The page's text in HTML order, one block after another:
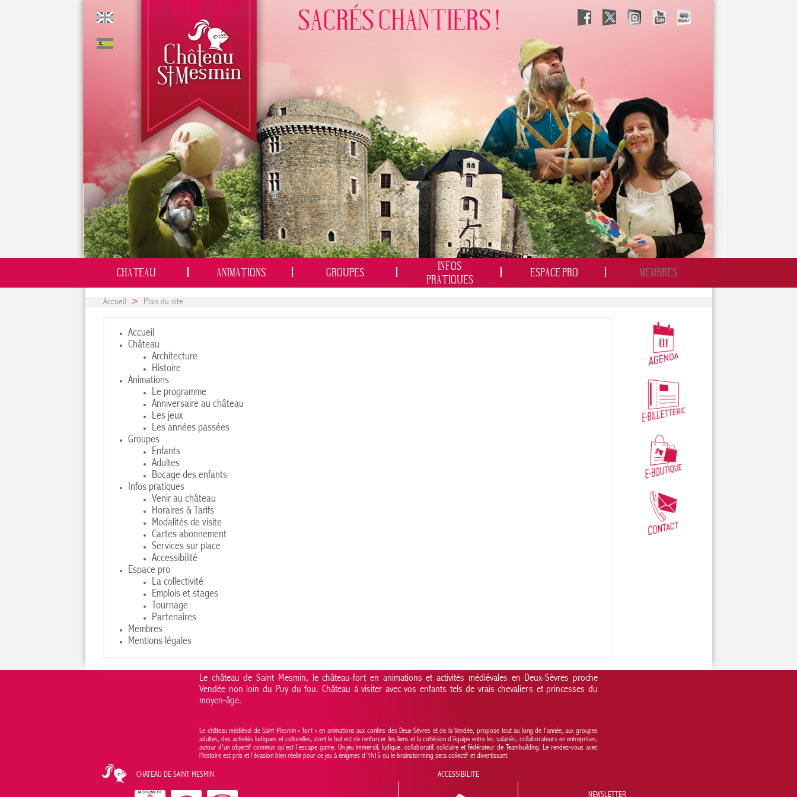
SACRÉS CHANTIERS !
CHATEAU ANIMATIONS GROUPES
INFOS
PRATIQUES
ESPACE PRO MEMBRES
Accueil > Plan du site
Accueil
Château
Architecture
Histoire
Animations
Le programme
Anniversaire au château
Les jeux
Les années passées
Groupes
Enfants
Adultes
Bocage des enfants
Infos pratiques
Venir au château
Horaires & Tarifs
Modalités de visite
Cartes abonnement
Services sur place
Accessibilité
Espace pro
La collectivité
Emplois et stages
Tournage
Partenaires
Membres
Mentions légales
Le château de Saint Mesmin, le château-fort en animations et activités médiévales en Deux-Sèvres proche
Vendée non loin du Puy du fou. Château à visiter avec vos enfants tels de vrais chevaliers et princesses du
moyen-âge.
Le château médiéval de Saint Mesmin « fort » en animations aux confins des Deux-Sèvres et de la Vendée, propose tout au long de l’année, aux groupes
adultes, des activités ludiques et culturelles, dont le but est de renforcer les liens et la cohésion d’équipe entre les salariés, collaborateurs en entreprises,
autour d'un objectif commun qu’est l’escape game. Un jeu immersif, ludique, collaboratif, solidaire et fédérateur de Teambuilding. Le rendez-vous avec
l’histoire est pris et l’évasion bien réelle pour ce jeu à énigmes d’1h15 ou le brainstorming sera collectif et divertissant.
CHATEAU DE SAINT MESMIN ACCESSIBILITE
NEWSLETTER